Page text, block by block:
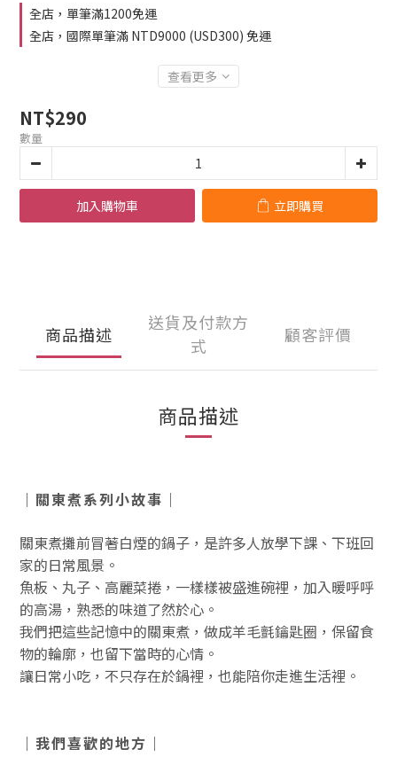
全店，單筆滿1200免運
全店，國際單筆滿 NTD9000 (USD300) 免運
查看更多
NT$290
數量
加入購物車 立即購買
商品描述
送貨及付款方
式
顧客評價
商品描述
｜關東煮系列小故事｜
關東煮攤前冒著白煙的鍋子，是許多人放學下課、下班回
家的日常風景。
魚板、丸子、高麗菜捲，一樣樣被盛進碗裡，加入暖呼呼
的高湯，熟悉的味道了然於心。
我們把這些記憶中的關東煮，做成羊毛氈鑰匙圈，保留食
物的輪廓，也留下當時的心情。
讓日常小吃，不只存在於鍋裡，也能陪你走進生活裡。
｜我們喜歡的地方｜